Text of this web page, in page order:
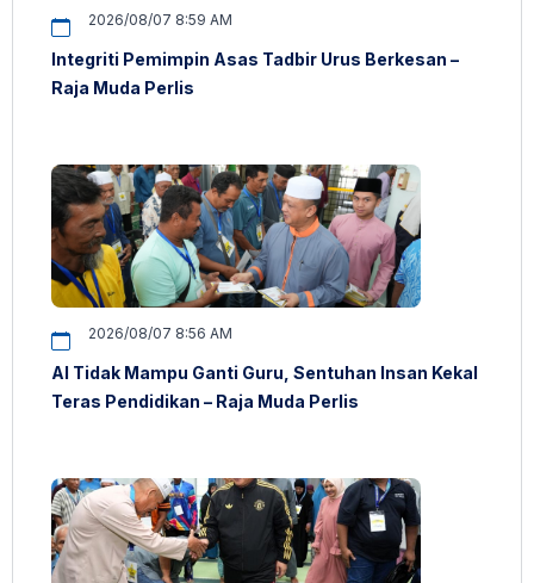
2026/08/07 8:59 AM
Integriti Pemimpin Asas Tadbir Urus Berkesan –
Raja Muda Perlis
2026/08/07 8:56 AM
AI Tidak Mampu Ganti Guru, Sentuhan Insan Kekal
Teras Pendidikan – Raja Muda Perlis